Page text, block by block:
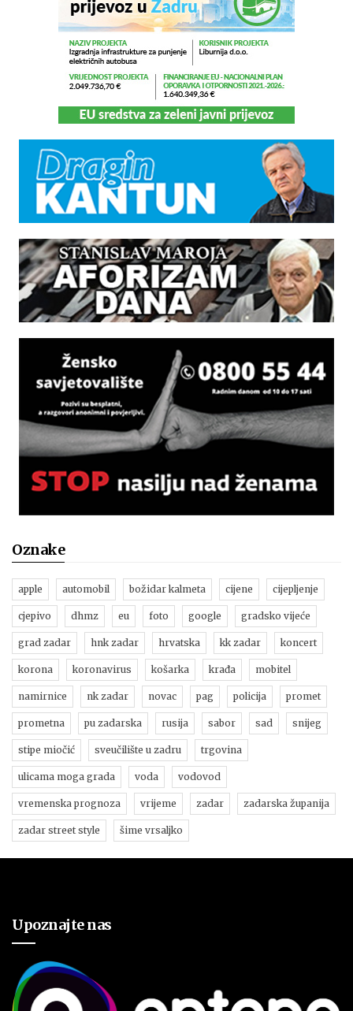
Oznake
apple automobil božidar kalmeta cijene cijepljenje
cjepivo dhmz eu foto google gradsko vijeće
grad zadar hnk zadar hrvatska kk zadar koncert
korona koronavirus košarka krađa mobitel
namirnice nk zadar novac pag policija promet
prometna pu zadarska rusija sabor sad snijeg
stipe miočić sveučilište u zadru trgovina
ulicama moga grada voda vodovod
vremenska prognoza vrijeme zadar zadarska županija
zadar street style šime vrsaljko
Upoznajte nas